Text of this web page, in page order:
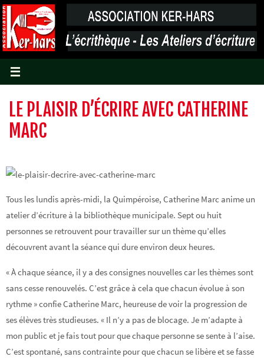
Passer
vers
le
contenu
LE PLAISIR D’ÉCRIRE AVEC CATHERINE
MARC
Tous les lundis après-midi, la Quimpéroise, Catherine Marc anime un
atelier d’écriture à la bibliothèque municipale. Sept ou huit
personnes se retrouvent pour travailler sur un thème qu’elles
découvrent avant la séance qui dure environ deux heures.
« À chaque séance, il y a des consignes nouvelles car les thèmes sont
sans cesse renouvelés. C’est grâce à cela que chacun évolue à son
rythme »confie Catherine Marc, heureuse de voir la progression de
ses élèves très studieuses. « Il n’y a pas de blocage. Je m’adapte à
mon public et je fais tout pour que chaque personne se sente à l’aise.
C’est spontané, sans contrainte pour que chacun se libère et se fasse